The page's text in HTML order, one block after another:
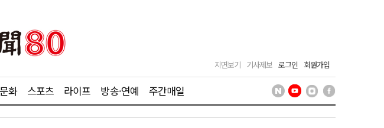
지면보기 기사제보 로그인 회원가입
문화 스포츠 라이프 방송·연예 주간매일